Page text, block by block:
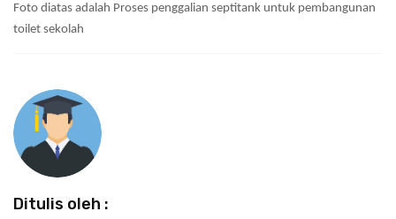
Foto diatas adalah Proses penggalian septitank untuk pembangunan
toilet sekolah
Ditulis oleh :